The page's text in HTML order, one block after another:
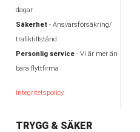
dagar
Säkerhet - Ansvarsförsäkring/
trafiktillstånd
Personlig service- Vi är mer än
bara flyttfirma
Integritetspolicy
TRYGG & SÄKER